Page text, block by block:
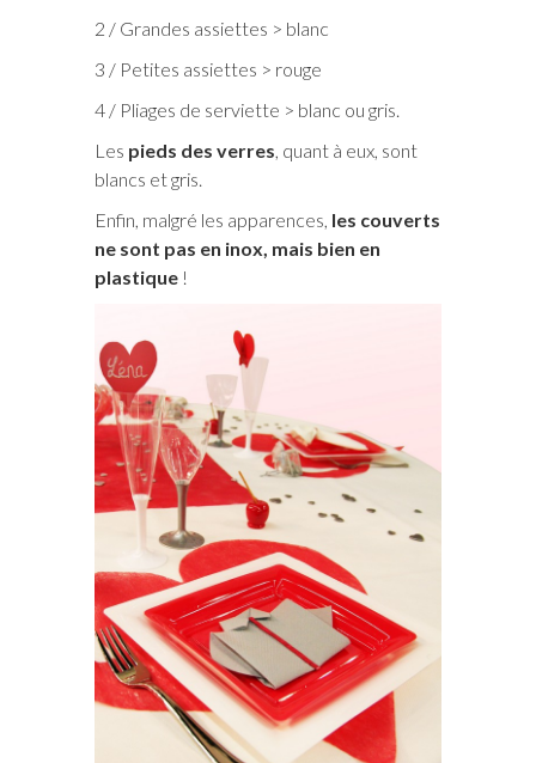
2 / Grandes assiettes > blanc
3 / Petites assiettes > rouge
4 / Pliages de serviette > blanc ou gris.
Les pieds des verres , quant à eux, sont
blancs et gris.
Enfin, malgré les apparences, les couverts
ne sont pas en inox, mais bien en
plastique !